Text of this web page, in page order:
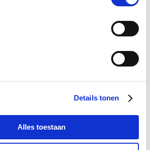
Details tonen
Alles toestaan
Categorieën